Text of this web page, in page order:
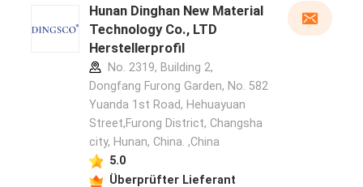
Hunan Dinghan New Material
Technology Co., LTD
Herstellerprofil
No. 2319, Building 2,
Dongfang Furong Garden, No. 582
Yuanda 1st Road, Hehuayuan
Street,Furong District, Changsha
city, Hunan, China. ,China
5.0
Überprüfter Lieferant